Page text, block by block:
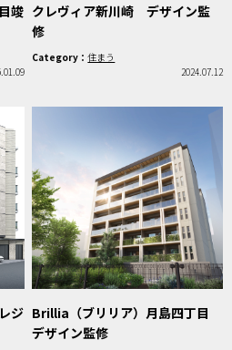
竣 クレヴィア新川崎 デザイン監
修
Category：住まう
2024.07.12
ジ Brillia（ブリリア）月島四丁目
デザイン監修